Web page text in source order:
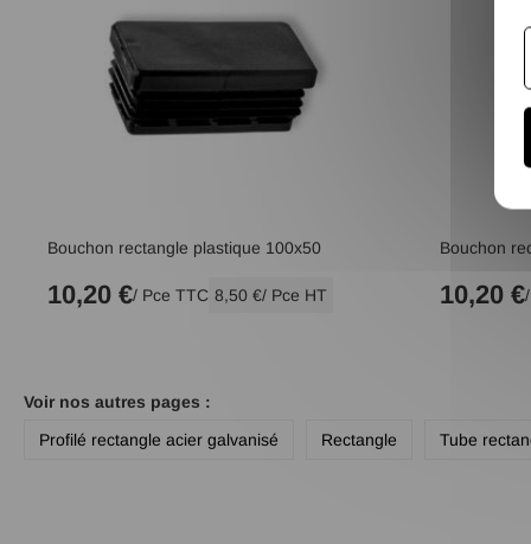
Bouchon rectangle plastique 100x50
10,20 €/ Pce TTC 8,50 €/ Pce HT
Bouchon
10,20 €
Voir nos autres pages :
Profilé rectangle acier galvanisé
Rectangle Tube